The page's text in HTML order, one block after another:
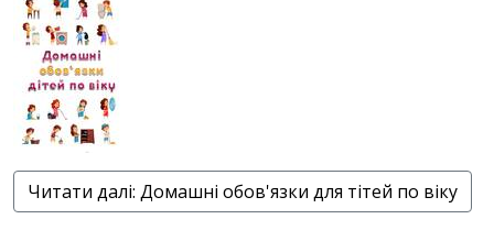
Читати далі: Домашні обов'язки для тітей по віку